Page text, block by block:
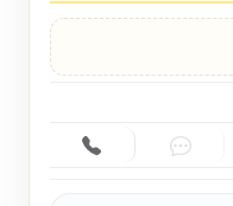
دردشة اتصال